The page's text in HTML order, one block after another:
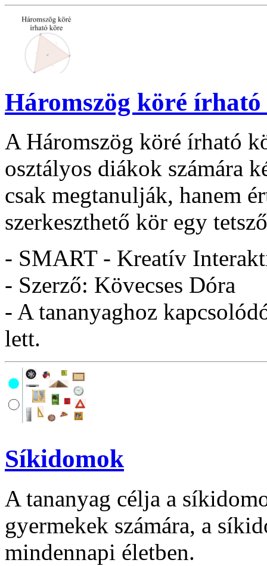
Háromszög köré
A Háromszög köré írható
osztályos diákok számára
csak megtanulják, hanem
szerkeszthető kör egy
- SMART - Kreatív
- Szerző: Kövecses Dóra
- A tananyaghoz
lett.
Síkidomok
A tananyag célja a
gyermekek számára, a
mindennapi életben.